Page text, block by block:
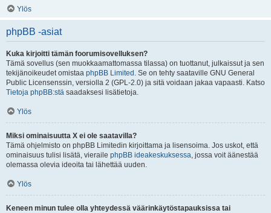
Ylös
phpBB -asiat
Kuka kirjoitti tämän foorumisovelluksen?
Tämä sovellus (sen muokkaamattomassa tilassa) on tuottanut, julkaissut ja sen
tekijänoikeudet omistaa phpBB Limited . Se on tehty saataville GNU General
Public Licensenssin, versiolla 2 (GPL-2.0) ja sitä voidaan jakaa vapaasti. Katso
Tietoja phpBB:stä saadaksesi lisätietoja.
Ylös
Miksi ominaisuutta X ei ole saatavilla?
Tämä ohjelmisto on phpBB Limitedin kirjoittama ja lisensoima. Jos uskot, että
ominaisuus tulisi lisätä, vieraile phpBB ideakeskuksessa, jossa voit äänestää
olemassa olevia ideoita tai lähettää uuden.
Ylös
Keneen minun tulee olla yhteydessä väärinkäytöstapauksissa tai